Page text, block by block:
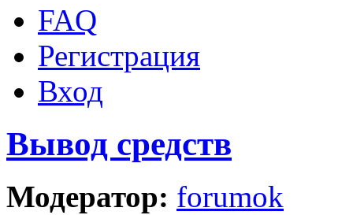
FAQ
Регистрация
Вход
Вывод средств
Модератор: forumok